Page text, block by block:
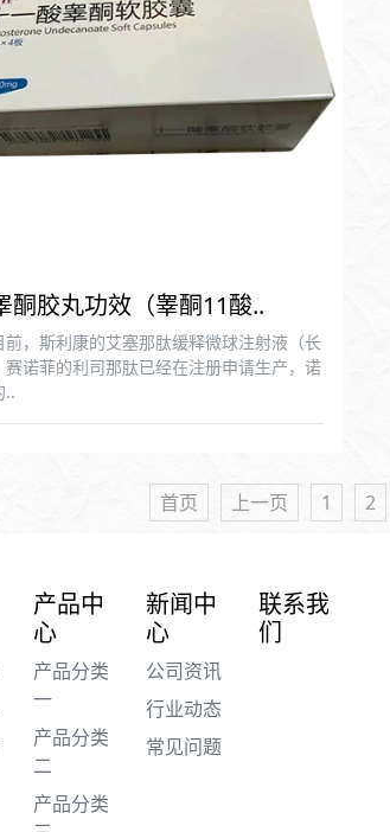
酮胶丸功效（睾酮11酸..
，斯利康的艾塞那肽缓释微球注射液（长
赛诺菲的利司那肽已经在注册申请生产，诺
..
首页 上一页 1 2
产品中
心
产品分类
一
产品分类
二
产品分类
新闻中
心
公司资讯
行业动态
常见问题
联系我
们